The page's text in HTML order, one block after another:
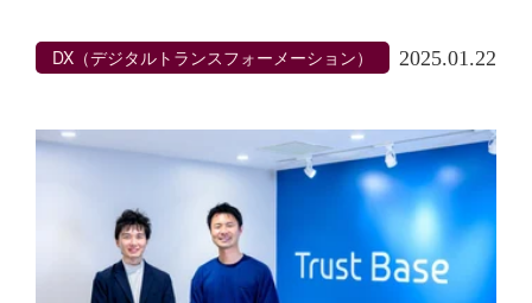
DX（デジタルトランスフォーメーション） 2025.01.22